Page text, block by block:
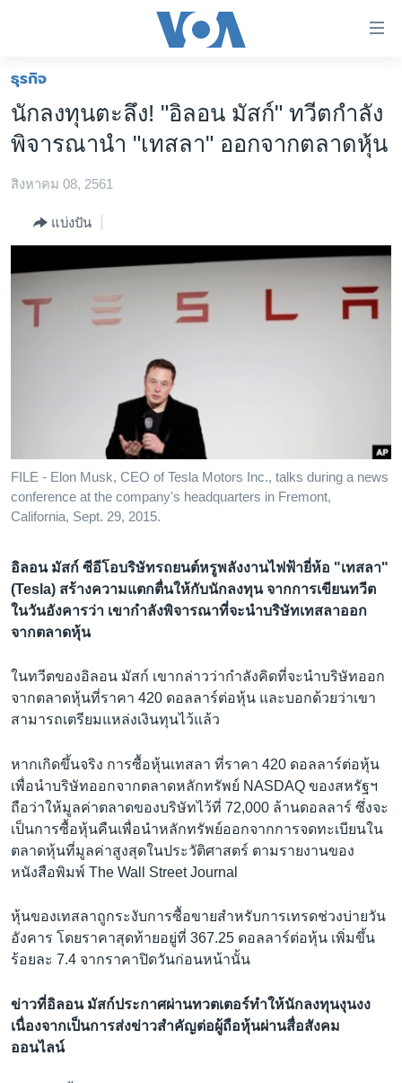
ต่อ
ข้าม
ไป
เนื้อหา
ข้าม
หน้าหลัก
โลก
เอเชีย
สหรัฐฯ
ไทย
สังคมและสุขภาพ
เรียนรู้ภาษาอังกฤษ
ติดตามเรา
เลือกภาษา
ธุรกิจ
นักลงทุนตะลึง! "อิลอน มัสก์" ทวีตกำลัง
พิจารณานำ "เทสลา" ออกจากตลาดหุ้น
สิงหาคม 08, 2561
แบ่งปัน
FILE - Elon Musk, CEO of Tesla Motors Inc., talks during a news
conference at the company's headquarters in Fremont,
California, Sept. 29, 2015.
อิลอน มัสก์ ซีอีโอบริษัทรถยนต์หรูพลังงานไฟฟ้ายี่ห้อ "เทสลา"
(Tesla) สร้างความแตกตื่นให้กับนักลงทุน จากการเขียนทวีต
ในวันอังคารว่า เขากำลังพิจารณาที่จะนำบริษัทเทสลาออก
จากตลาดหุ้น
ในทวีตของอิลอน มัสก์ เขากล่าวว่ากำลังคิดที่จะนำบริษัทออก
จากตลาดหุ้นที่ราคา 420 ดอลลาร์ต่อหุ้น และบอกด้วยว่าเขา
สามารถเตรียมแหล่งเงินทุนไว้แล้ว
หากเกิดขึ้นจริง การซื้อหุ้นเทสลา ที่ราคา 420 ดอลลาร์ต่อหุ้น
เพื่อนำบริษัทออกจากตลาดหลักทรัพย์ NASDAQ ของสหรัฐฯ
ถือว่าให้มูลค่าตลาดของบริษัทไว้ที่ 72,000 ล้านดอลลาร์ ซึ่งจะ
เป็นการซื้อหุ้นคืนเพื่อนำหลักทรัพย์ออกจากการจดทะเบียนใน
ตลาดหุ้นที่มูลค่าสูงสุดในประวัติศาสตร์ ตามรายงานของ
หนังสือพิมพ์ The Wall Street Journal
หุ้นของเทสลาถูกระงับการซื้อขายสำหรับการเทรดช่วงบ่ายวัน
อังคาร โดยราคาสุดท้ายอยู่ที่ 367.25 ดอลลาร์ต่อหุ้น เพิ่มขึ้น
ร้อยละ 7.4 จากราคาปิดวันก่อนหน้านั้น
ข่าวที่อิลอน มัสก์ประกาศผ่านทวตเตอร์ทำให้นักลงทุนงุนงง
เนื่องจากเป็นการส่งข่าวสำคัญต่อผู้ถือหุ้นผ่านสื่อสังคม
ออนไลน์